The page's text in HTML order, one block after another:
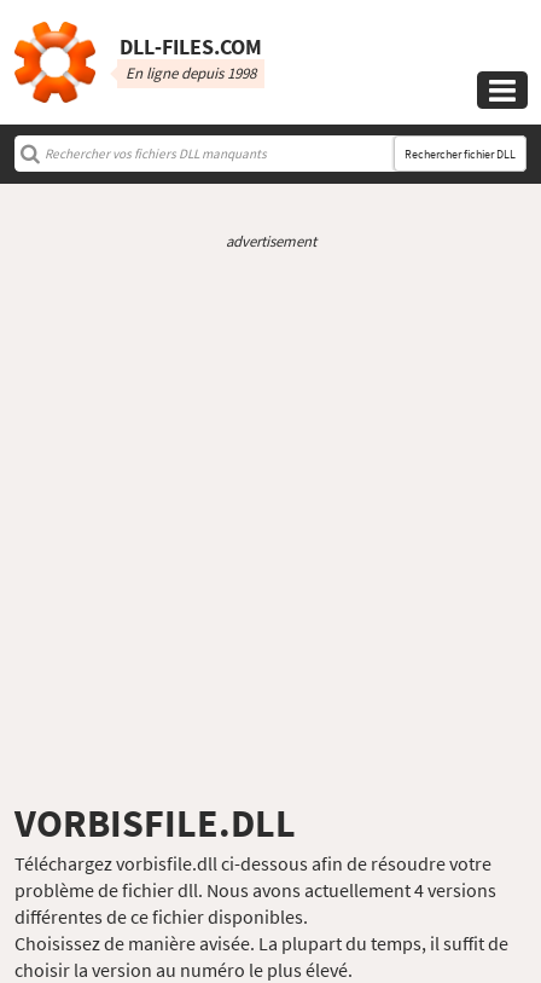
DLL‑FILES.COM
En ligne depuis 1998

Rechercher fichier DLL
advertisement
VORBISFILE.DLL
Téléchargez vorbisfile.dll ci-dessous afin de résoudre votre
problème de fichier dll. Nous avons actuellement 4 versions
différentes de ce fichier disponibles.
Choisissez de manière avisée. La plupart du temps, il suffit de
choisir la version au numéro le plus élevé.